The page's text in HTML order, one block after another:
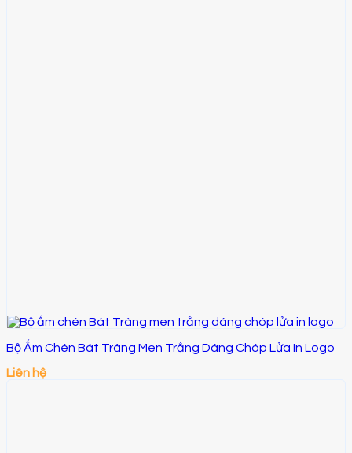
Bộ Ấm Chén Bát Tràng Men Trắng Dáng Chóp Lửa In Logo
Liên hệ